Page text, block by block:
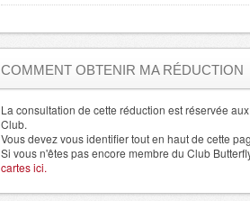
Aisne - 2000 , (fr)
Corse du Sud
Creuse - 23000 , (fr)
Dordogne - 24000 , (fr)
Doubs - 25000 , (fr)
Drome - 26000 , (fr)
COMMENT OBTENIR MA RÉDUCTION
La consultation de cette réduction est réservée
Club.
Vous devez vous identifier tout en haut de cette
Si vous n'êtes pas encore membre du Club
cartes ici.